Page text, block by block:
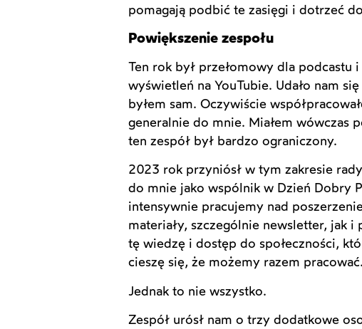
pomagają podbić te zasięgi i dotrzeć
Powiększenie zespołu
Ten rok był przełomowy dla
wyświetleń na YouTubie. Udało nam
byłem sam. Oczywiście
generalnie do mnie. Miałem wówczas
ten zespół był bardzo ograniczony.
2023 rok przyniósł w tym zakresie
do mnie jako wspólnik w Dzień Dobry
intensywnie pracujemy nad
materiały, szczególnie newsletter, jak
tę wiedzę i dostęp do społeczności,
cieszę się, że możemy razem
Jednak to nie wszystko.
Zespół urósł nam o trzy dodatkowe